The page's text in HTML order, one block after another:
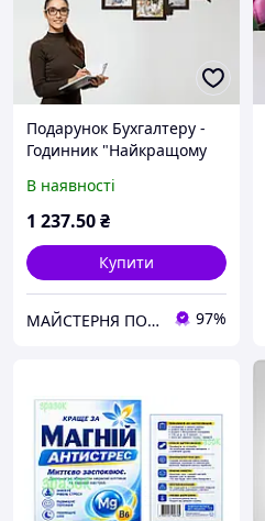
Подарунок Бухгалтеру -
Годинник "Найкращому
фоторамками
В наявності
1 237.50₴
Купити
МАЙСТЕРНЯ ПОДАРУНКІВ 97%